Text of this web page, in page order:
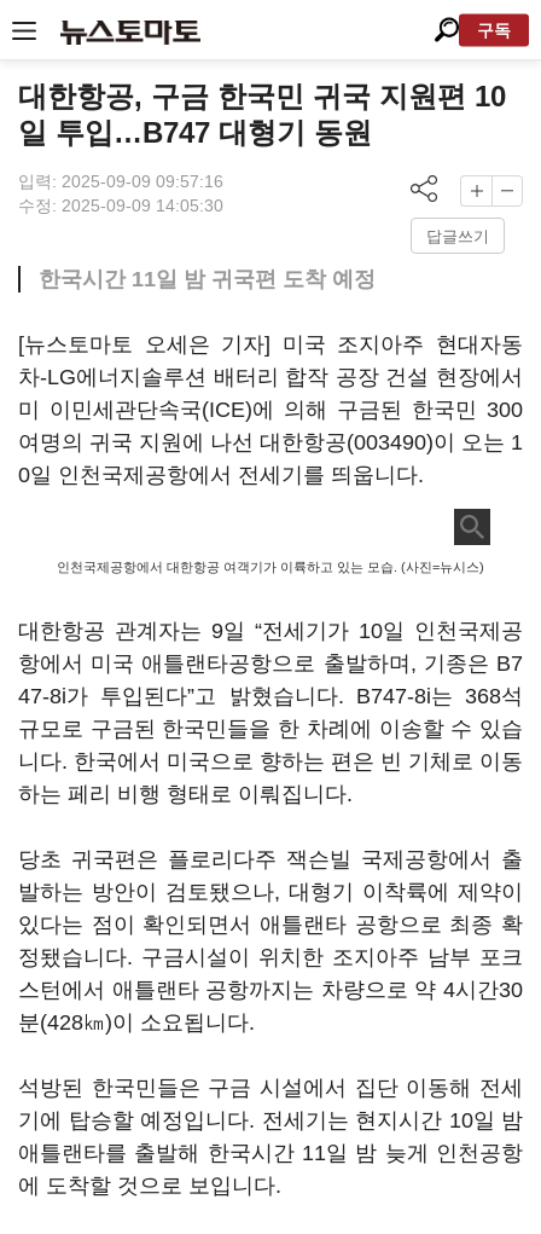
구독
대한항공, 구금 한국민 귀국 지원편 10
일 투입…B747 대형기 동원
입력: 2025-09-09 09:57:16
수정: 2025-09-09 14:05:30
답글쓰기
한국시간 11일 밤 귀국편 도착 예정
[뉴스토마토 오세은 기자] 미국 조지아주 현대자동
차-LG에너지솔루션 배터리 합작 공장 건설 현장에서
미 이민세관단속국(ICE)에 의해 구금된 한국민 300
여명의 귀국 지원에 나선 대한항공(003490)이 오는 1
0일 인천국제공항에서 전세기를 띄웁니다.
인천국제공항에서 대한항공 여객기가 이륙하고 있는 모습. (사진=뉴시스)
대한항공 관계자는 9일 “전세기가 10일 인천국제공
항에서 미국 애틀랜타공항으로 출발하며, 기종은 B7
47-8i가 투입된다”고 밝혔습니다. B747-8i는 368석
규모로 구금된 한국민들을 한 차례에 이송할 수 있습
니다. 한국에서 미국으로 향하는 편은 빈 기체로 이동
하는 페리 비행 형태로 이뤄집니다.
당초 귀국편은 플로리다주 잭슨빌 국제공항에서 출
발하는 방안이 검토됐으나, 대형기 이착륙에 제약이
있다는 점이 확인되면서 애틀랜타 공항으로 최종 확
정됐습니다. 구금시설이 위치한 조지아주 남부 포크
스턴에서 애틀랜타 공항까지는 차량으로 약 4시간30
분(428㎞)이 소요됩니다.
석방된 한국민들은 구금 시설에서 집단 이동해 전세
기에 탑승할 예정입니다. 전세기는 현지시간 10일 밤
애틀랜타를 출발해 한국시간 11일 밤 늦게 인천공항
에 도착할 것으로 보입니다.